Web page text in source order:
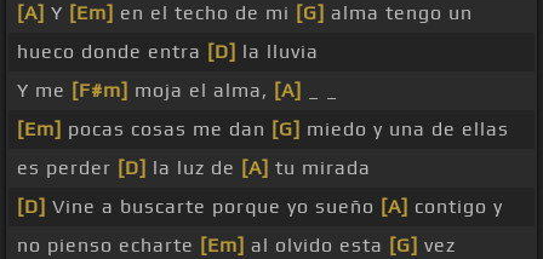
[A] Y [Em] en el techo de mi [G] alma tengo un
hueco donde entra [D] la lluvia
Y me [F#m] moja el alma, [A]
[Em] pocas cosas me dan [G] miedo y una de ellas
es perder [D] la luz de [A] tu mirada
[D] Vine a buscarte porque yo sueño [A] contigo y
no pienso echarte [Em] al olvido esta [G] vez